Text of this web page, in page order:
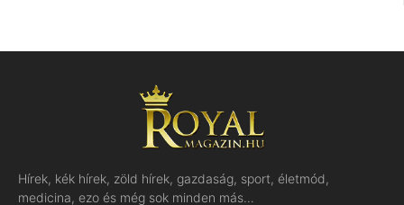
Hírek, kék hírek, zöld hírek, gazdaság, sport, életmód,
medicina, ezo és még sok minden más…